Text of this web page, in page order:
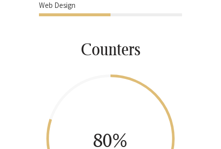
Web Design
Counters
80%